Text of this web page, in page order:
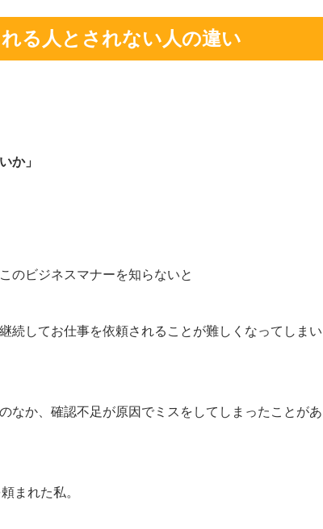
る人とされない人の違い
か」
のビジネスマナーを知らないと
続してお仕事を依頼されることが難しくなってしまい
なか、確認不足が原因でミスをしてしまったことがあ
まれた私。